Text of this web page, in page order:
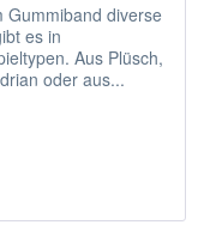
Gummiband diverse
es in
Aus Plüsch,
oder aus...